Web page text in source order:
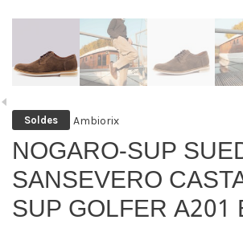
Soldes Ambiorix
NOGARO-SUP
SANSEVERO
SUP GOLFER A201